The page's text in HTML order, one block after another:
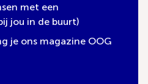
met een
jou in de buurt)
je ons magazine OOG